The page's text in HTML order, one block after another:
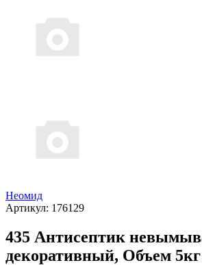
Неомид
Артикул: 176129
435 Антисептик
декоративный, Объем 5кг